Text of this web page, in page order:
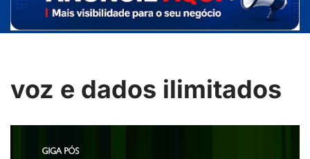
voz e dados ilimitados